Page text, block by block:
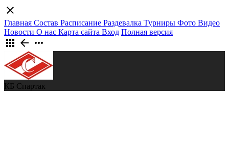
close
Главная Состав Расписание Раздевалка Турниры Фото Видео
Новости О нас Карта сайта Вход Полная версия
apps arrow_back more_horiz
КБ Спартак